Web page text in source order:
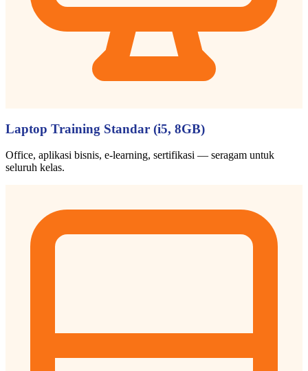
Laptop Training Standar (i5, 8GB)
Office, aplikasi bisnis, e-learning, sertifikasi — seragam untuk
seluruh kelas.